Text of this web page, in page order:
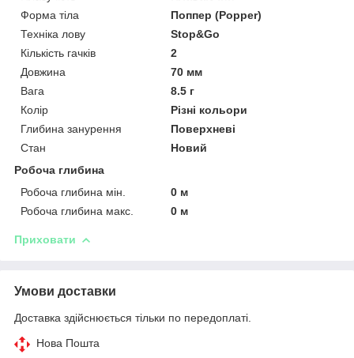
Форма тіла
Поппер (Popper)
Техніка лову
Stop&Go
Кількість гачків
2
Довжина
70 мм
Вага
8.5 г
Колір
Різні кольори
Глибина занурення
Поверхневі
Стан
Новий
Робоча глибина
Робоча глибина мін.
0 м
Робоча глибина макс.
0 м
Приховати
Умови доставки
Доставка здійснюється тільки по передоплаті.
Нова Пошта